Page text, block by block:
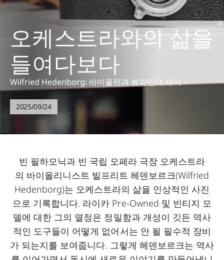
오케스트라와의 삶을
들여다보다
Wilfried Hedenborg: 바이올린과 뷰파인더 사이
2025/09/24
빈 필하모닉과 빈 국립 오페라 극장 오케스트라
의 바이올리니스트 빌프리트 헤덴보르크(Wilfried
Hedenborg)는 오케스트라의 삶을 인상적인 사진
으로 기록합니다. 라이카 Pre-Owned 및 빈티지 모
델에 대한 그의 열정은 정밀함과 개성이 깃든 역사
적인 도구들이 어떻게 없어서는 안 될 필수적 장비
가 되는지를 보여줍니다. 그렇게 헤덴보르크는 역사